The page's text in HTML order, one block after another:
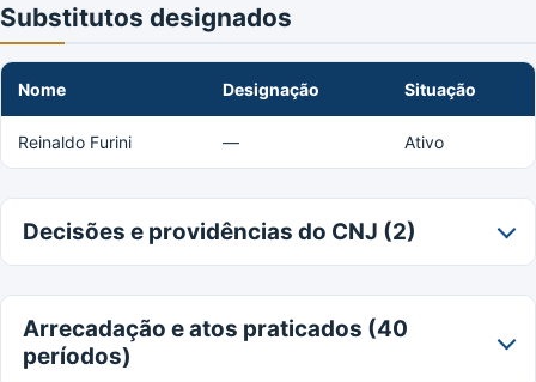
Substitutos designados
Nome Designação Situação
Reinaldo Furini — Ativo
Decisões e providências do CNJ (2)
Arrecadação e atos praticados (40
períodos)